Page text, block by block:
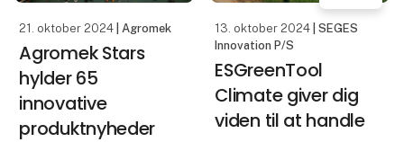
21. oktober 2024 | Agromek
Agromek Stars
hylder 65
innovative
produktnyheder
13. oktober 2024 | SEGES
Innovation P/S
ESGreenTool
Climate giver dig
viden til at handle